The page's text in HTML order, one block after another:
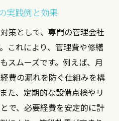
実践例と効果
策として、専門の管理会社
これにより、管理費や修繕
スムーズです。例えば、月
費の漏れを防ぐ仕組みを構
た、定期的な設備点検やリ
で、必要経費を安定的に計